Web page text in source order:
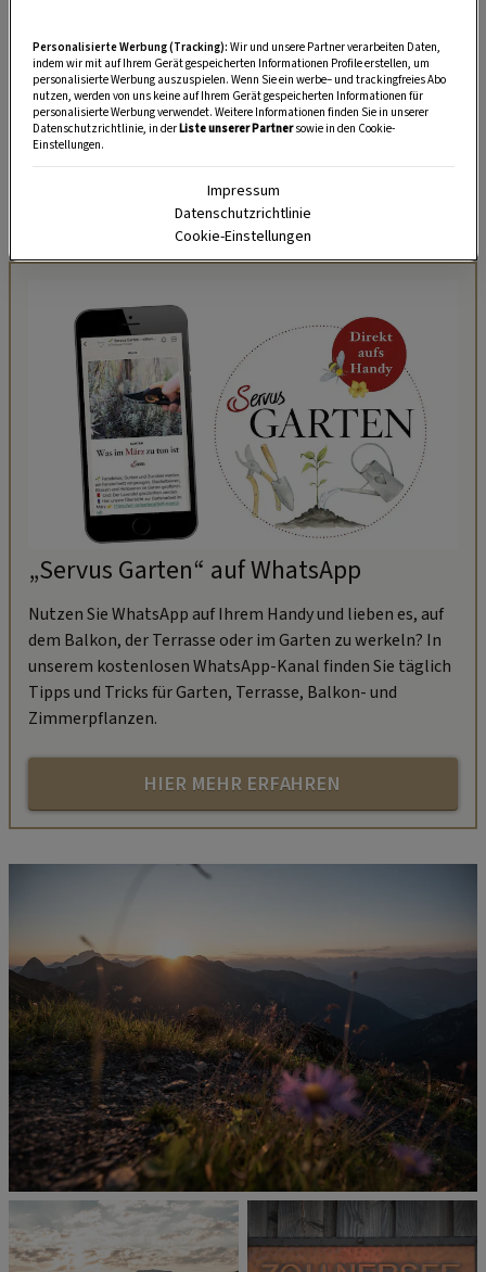
Auf industrielle Limonaden wird verzichtet,
dafür gibt es Holundersaft und
verschiedene Kräutersäfte aus hauseigener
Erzeugung. Wer hier übernachtet, bekommt ein
viergängiges Abendessen serviert sowie
ein wunderbares Früh­stück, für das alleine es
sich auszahlen würde zu bleiben.
„Servus Garten“ auf WhatsApp
Nutzen Sie WhatsApp auf Ihrem Handy und lieben es, auf
dem Balkon, der Terrasse oder im Garten zu werkeln? In
unserem kostenlosen WhatsApp-Kanal finden Sie täglich
Tipps und Tricks für Garten, Terrasse, Balkon- und
Zimmerpflanzen.
HIER MEHR ERFAHREN
Personalisierte Werbung (Tracking): Wir und unsere Partner verarbeiten Daten,
indem wir mit auf Ihrem Gerät gespeicherten Informationen Profile erstellen, um
personalisierte Werbung auszuspielen. Wenn Sie ein werbe– und trackingfreies Abo
nutzen, werden von uns keine auf Ihrem Gerät gespeicherten Informationen für
personalisierte Werbung verwendet. Weitere Informationen finden Sie in unserer
Datenschutzrichtlinie, in derListe unserer Partnersowie in den Cookie-
Einstellungen.
Impressum
Datenschutzrichtlinie
Cookie-Einstellungen